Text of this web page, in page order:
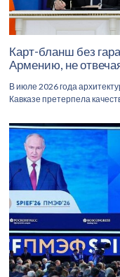
Карт-бланш без
Армению, не
В июле 2026 года
Кавказе претерпела